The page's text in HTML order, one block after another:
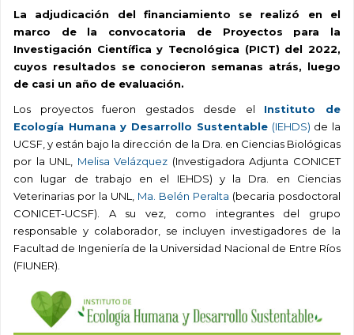
La adjudicación del financiamiento se realizó en el
marco de la convocatoria de Proyectos para la
Investigación Científica y Tecnológica (PICT) del 2022,
cuyos resultados se conocieron semanas atrás, luego
de casi un año de evaluación.
Los proyectos fueron gestados desde el Instituto de
Ecología Humana y Desarrollo Sustentable(IEHDS) de la
UCSF, y están bajo la dirección de la Dra. en Ciencias Biológicas
por la UNL, Melisa Velázquez (Investigadora Adjunta CONICET
con lugar de trabajo en el IEHDS) y la Dra. en Ciencias
Veterinarias por la UNL,
Ma. Belén Peralta (becaria posdoctoral
CONICET-UCSF). A su vez, como integrantes del grupo
responsable y colaborador, se incluyen investigadores de la
Facultad de Ingeniería de la Universidad Nacional de Entre Ríos
(FIUNER).